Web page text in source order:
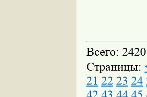
Всего: 2420
Страницы:
21 22 23 24